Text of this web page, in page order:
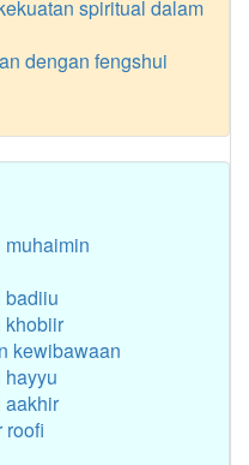
spiritual dalam
dengan fengshui
badiiu
khobiir
kewibawaan
hayyu
aakhir
roofi